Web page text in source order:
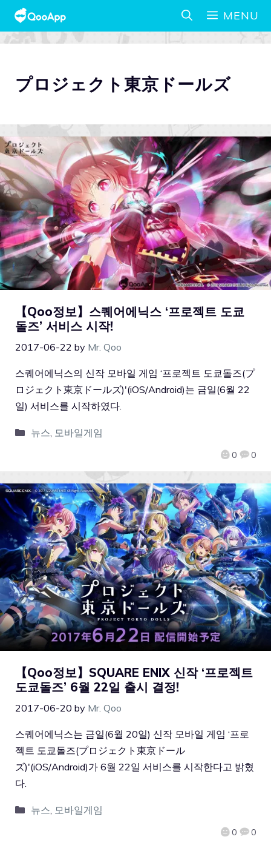
MENU
プロジェクト東京ドールズ
【Qoo정보】스퀘어에닉스 ‘프로젝트 도쿄
돌즈’ 서비스 시작!
2017-06-22 by Mr. Qoo
0 0
스퀘어에닉스의 신작 모바일 게임 ‘프로젝트 도쿄돌즈(プ
ロジェクト東京ドールズ)'(iOS/Android)는 금일(6월 22
일) 서비스를 시작하였다.
뉴스, 모바일게임
【Qoo정보】SQUARE ENIX 신작 ‘프로젝트
도쿄돌즈’ 6월 22일 출시 결정!
2017-06-20 by Mr. Qoo
0 0
스퀘어에닉스는 금일(6월 20일) 신작 모바일 게임 ‘프로
젝트 도쿄돌즈(プロジェクト東京ドール
ズ)'(iOS/Android)가 6월 22일 서비스를 시작한다고 밝혔
다.
뉴스, 모바일게임